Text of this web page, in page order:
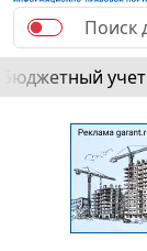
Бюджетный учет